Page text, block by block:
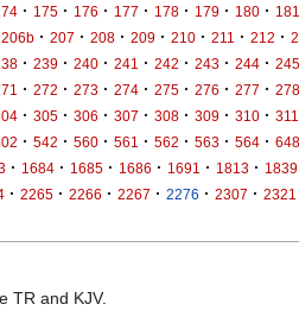
· 175 · 176 · 177 · 178 · 179 · 180 · 181
206b · 207 · 208 · 209 · 210 · 211 · 212 ·
· 239 · 240 · 241 · 242 · 243 · 244 · 245
· 272 · 273 · 274 · 275 · 276 · 277 · 278
· 305 · 306 · 307 · 308 · 309 · 310 · 311
· 542 · 560 · 561 · 562 · 563 · 564 · 648
· 1684 · 1685 · 1686 · 1691 · 1813 · 1839
· 2265 · 2266 · 2267 · 2276 · 2307 · 2321
TR and KJV.